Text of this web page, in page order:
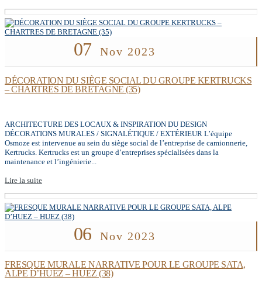
07 Nov 2023
DÉCORATION DU SIÈGE SOCIAL DU GROUPE KERTRUCKS
– CHARTRES DE BRETAGNE (35)
ARCHITECTURE DES LOCAUX & INSPIRATION DU DESIGN
DÉCORATIONS MURALES / SIGNALÉTIQUE / EXTÉRIEUR L’équipe
Osmoze est intervenue au sein du siège social de l’entreprise de camionnerie,
Kertrucks. Kertrucks est un groupe d’entreprises spécialisées dans la
maintenance et l’ingénierie...
Lire la suite
06 Nov 2023
FRESQUE MURALE NARRATIVE POUR LE GROUPE SATA,
ALPE D’HUEZ – HUEZ (38)